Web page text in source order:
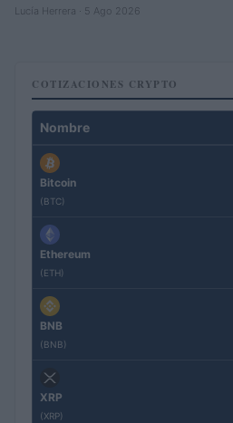
Lucía Herrera · 5 Ago 2026
COTIZACIONES CRYPTO
Nombre
Bitcoin
(BTC)
Ethereum
(ETH)
BNB
(BNB)
XRP
(XRP)